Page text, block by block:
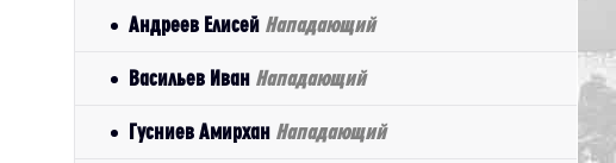
Андреев Елисей Нападающий
Васильев Иван Нападающий
Гусниев Амирхан Нападающий